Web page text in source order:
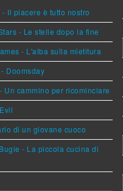
- Il piacere è tutto nostro
- Le stelle dopo la fine
- L'alba sulla mietitura
Doomsday
Un cammino per ricominciare
di un giovane cuoco
- La piccola cucina di